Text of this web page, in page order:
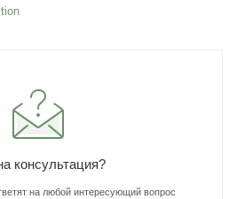
консультация?
на любой интересующий вопрос